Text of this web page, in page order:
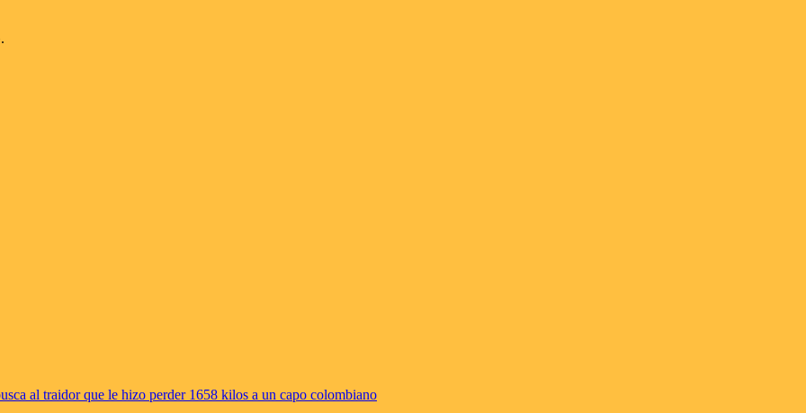
al traidor que le hizo perder 1658 kilos a un capo colombiano